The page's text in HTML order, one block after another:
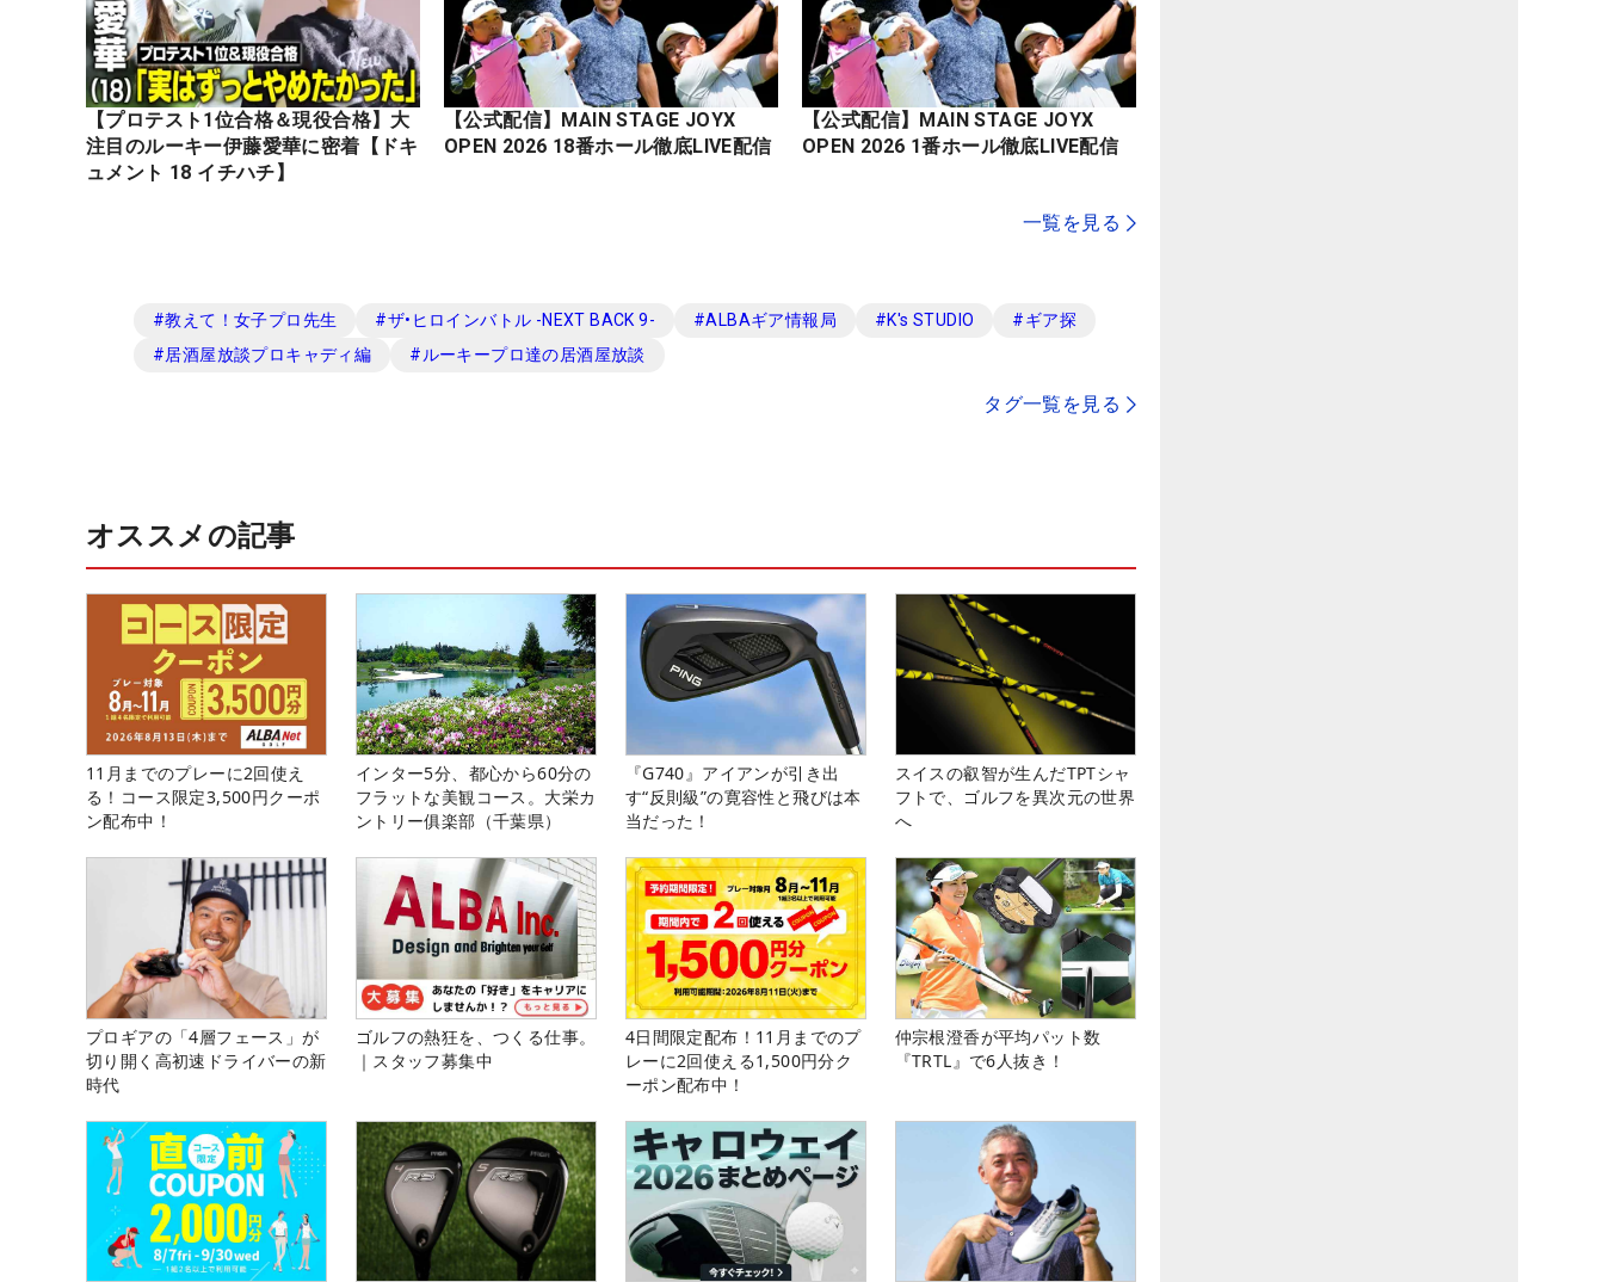
【プロテスト1位合格＆現役合格】大
注目のルーキー伊藤愛華に密着【ドキ
ュメント 18 イチハチ】
【公式配信】MAIN STAGE JOYX
OPEN 2026 18番ホール徹底LIVE配信
【公式配信】MAIN STAGE JOYX
OPEN 2026 1番ホール徹底LIVE配信
一覧を見る
#教えて！女子プロ先生 #ザ•ヒロインバトル -NEXT BACK 9- #ALBAギア情報局 #K's STUDIO #ギア探
#居酒屋放談プロキャディ編 #ルーキープロ達の居酒屋放談
タグ一覧を見る
オススメの記事
11月までのプレーに2回使え
る！コース限定3,500円クーポ
ン配布中！
インター5分、都心から60分の
フラットな美観コース。大栄カ
ントリー俱楽部（千葉県）
『G740』アイアンが引き出
す“反則級”の寛容性と飛びは本
当だった！
スイスの叡智が生んだTPTシャ
フトで、ゴルフを異次元の世界
へ
プロギアの「4層フェース」が
切り開く高初速ドライバーの新
時代
ゴルフの熱狂を、つくる仕事。
｜スタッフ募集中
4日間限定配布！11月までのプ
レーに2回使える1,500円分ク
ーポン配布中！
仲宗根澄香が平均パット数
『TRTL』で6人抜き！